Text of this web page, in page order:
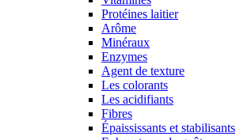
Protéines laitier
Arôme
Minéraux
Enzymes
Agent de texture
Les colorants
Les acidifiants
Fibres
Épaississants et stabilisants